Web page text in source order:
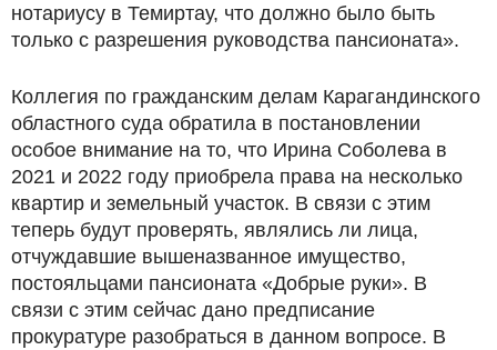
нотариусу в Темиртау, что должно было быть
только с разрешения руководства пансионата».
Коллегия по гражданским делам Карагандинского
областного суда обратила в постановлении
особое внимание на то, что Ирина Соболева в
2021 и 2022 году приобрела права на несколько
квартир и земельный участок. В связи с этим
теперь будут проверять, являлись ли лица,
отчуждавшие вышеназванное имущество,
постояльцами пансионата «Добрые руки». В
связи с этим сейчас дано предписание
прокуратуре разобраться в данном вопросе. В